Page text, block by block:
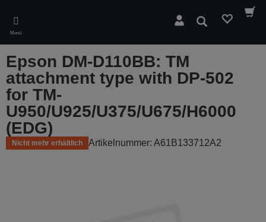
main
content
Menü
Suchen
Epson DM-D110BB: TM
attachment type with DP-502
for TM-
U950/U925/U375/U675/H6000
(EDG)
Nicht mehr erhältlich Artikelnummer: A61B133712A2